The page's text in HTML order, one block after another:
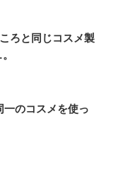
ろと同じコスメ製
一のコスメを使っ